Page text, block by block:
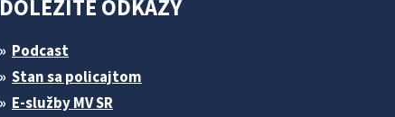
DÔLEŽITÉ ODKAZY
Podcast
Stan sa policajtom
E-služby MV SR